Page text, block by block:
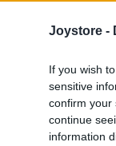
Joystore -
If you wish
sensitive
confirm your
continue
information